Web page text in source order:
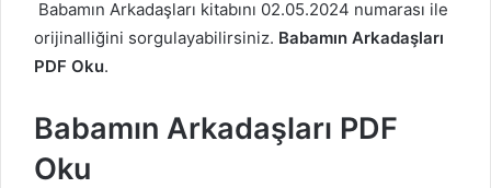
Babamın Arkadaşları kitabını 02.05.2024 numarası ile
orijinalliğini sorgulayabilirsiniz. Babamın Arkadaşları
PDF Oku.
Babamın Arkadaşları PDF
Oku